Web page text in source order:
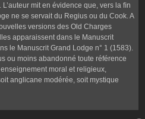
mit en évidence que, vers la ﬁn
ne se servait du Regius ou du Cook. A
versions des Old Charges
apparaissent dans le Manuscrit
le Manuscrit Grand Lodge n° 1 (1583).
ou moins abandonné toute référence
moral et religieux,
anglicane modérée, soit mystique